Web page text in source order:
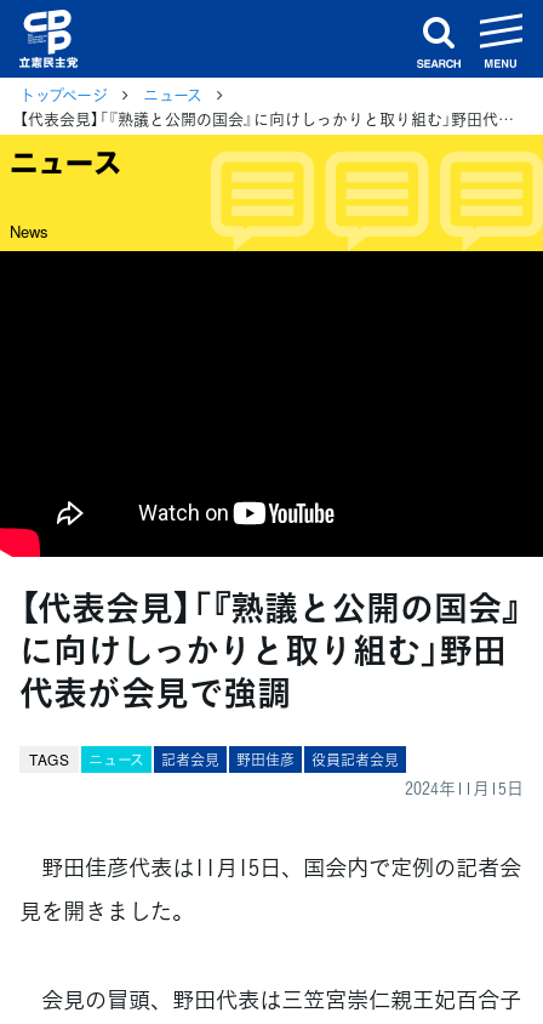
search
トップページ
ニュース
【代表会見】「『熟議と公開の国会』に向けしっかりと取り組む」野田代表が会見で強調
ニュース
News
【代表会見】「『熟議と公開の国会』
に向けしっかりと取り組む」野田
代表が会見で強調
TAGS ニュース 記者会見 野田佳彦 役員記者会見
2024年11月15日
野田佳彦代表は11月15日、国会内で定例の記者会
見を開きました。
会見の冒頭、野田代表は三笠宮崇仁親王妃百合子